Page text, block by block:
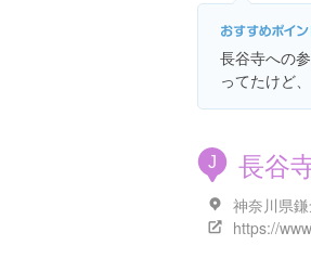
長谷寺への
ってたけど
J 長谷
https://